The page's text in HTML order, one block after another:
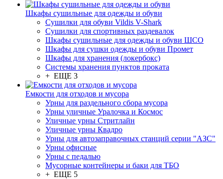
Шкафы сушильные для одежды и обуви
Сушилки для обуви Vildis V-Shark
Сушилки для спортивных раздевалок
Шкафы сушильные для одежды и обуви ШСО
Шкафы для сушки одежды и обуви Промет
Шкафы для хранения (локербокс)
Системы хранения пунктов проката
+ ЕЩЕ 3
Емкости для отходов и мусора
Урны для раздельного сбора мусора
Урны уличные Уралочка и Космос
Уличные урны Стритлайн
Уличные урны Квадро
Урны для автозаправочных станций серии "АЗС"
Урны офисные
Урны с педалью
Мусорные контейнеры и баки для ТБО
+ ЕЩЕ 5